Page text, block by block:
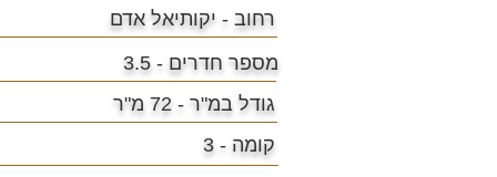
רחוב - יקותיאל אדם
מספר חדרים - 3.5
גודל במ"ר -
קומה - 3